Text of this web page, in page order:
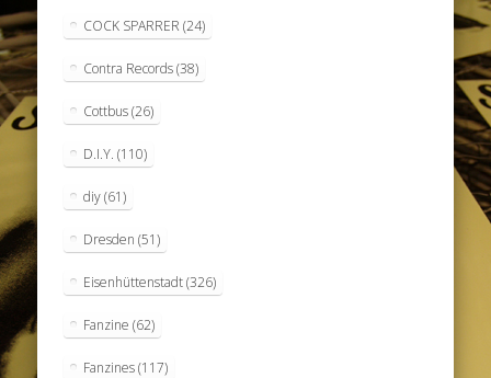
COCK SPARRER (24)
Contra Records(38)
Cottbus(26)
D.I.Y. (110)
diy(61)
Dresden (51)
Eisenhüttenstadt(326)
Fanzine (62)
Fanzines(117)